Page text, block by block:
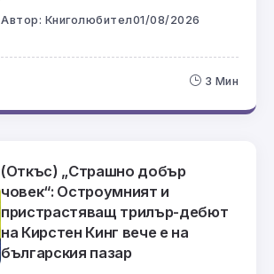
Автор: Книголюбител01/08/2026
3 Мин
(Откъс) „Страшно добър
човек“: Остроумният и
пристрастяващ трилър-дебют
на Кирстен Кинг вече е на
българския пазар